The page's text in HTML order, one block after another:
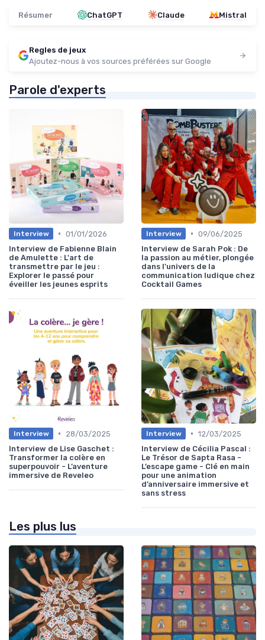
Résumer ChatGPT Claude Mistral
Regles de jeux
Ajoutez-nous à vos sources préférées sur Google
Parole d'experts
Interview • 01/01/2026
Interview de Fabienne Blain
de Amulette : L'art de
transmettre par le jeu :
Explorer le passé pour
éveiller les jeunes esprits
Interview • 09/06/2025
Interview de Sarah Pok : De
la passion au métier, plongée
dans l'univers de la
communication ludique chez
Cocktail Games
Interview •
28/03/2025
Interview de Lise Gaschet :
Transformer la colère en
superpouvoir - L’aventure
immersive de Reveleo
Interview • 12/03/2025
Interview de Cécilia Pascal :
Le Trésor de Sapta Rasa -
L’escape game - Clé en main
pour une animation
d’anniversaire immersive et
sans stress
Les plus lus